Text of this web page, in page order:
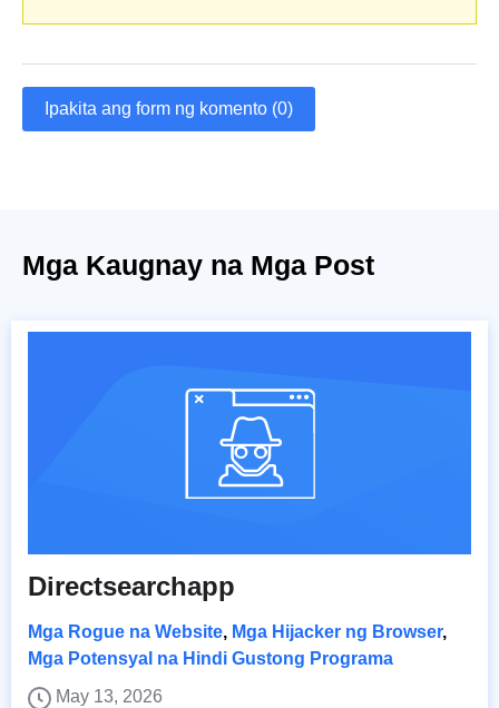
Ipakita ang form ng komento (0)
Mga Kaugnay na Mga Post
Directsearchapp
Mga Rogue na Website, Mga Hijacker ng Browser,
Mga Potensyal na Hindi Gustong Programa
May 13, 2026